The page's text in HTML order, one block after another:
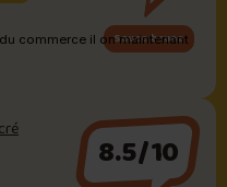
Sauce brune
8.5/10